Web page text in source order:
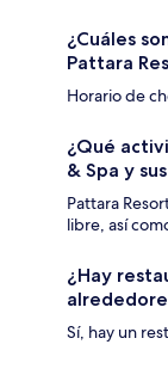
¿Cuáles
Pattara
Horario de
¿Qué
& Spa y
Pattara
libre, así
¿Hay
Sí, hay un